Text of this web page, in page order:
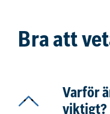
Bra att
Varför
viktigt?